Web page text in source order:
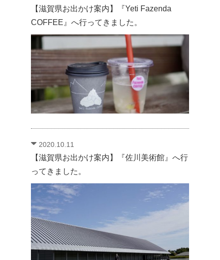
【滋賀県お出かけ案内】『Yeti Fazenda
COFFEE』へ行ってきました。
2020.10.11
【滋賀県お出かけ案内】『佐川美術館』へ行
ってきました。